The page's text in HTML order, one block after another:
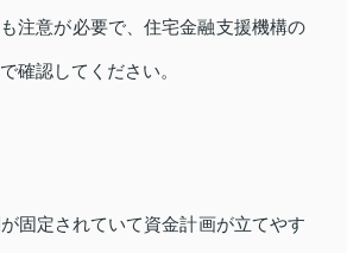
注意が必要で、住宅金融支援機構の
確認してください。
固定されていて資金計画が立てやす